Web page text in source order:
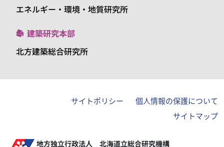
エネルギー・環境・地質研究所
建築研究本部
北方建築総合研究所
地方独立行政法人 北海道立総合研究機構
サイトポリシー
個人情報の保護について
サイトマップ